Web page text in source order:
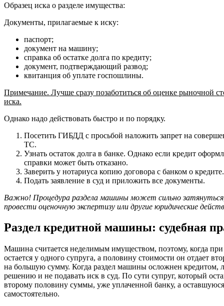
Образец иска о разделе имущества:
Документы, прилагаемые к иску:
паспорт;
документ на машину;
справка об остатке долга по кредиту;
документ, подтверждающий развод;
квитанция об уплате госпошлины.
Примечание. Лучше сразу позаботиться об оценке рыночной
иска.
Однако надо действовать быстро и по порядку.
Посетить ГИБДД с просьбой наложить запрет на
ТС.
Узнать остаток долга в банке. Однако если кредит
справки может быть отказано.
Заверить у нотариуса копию договора с банком о кредите.
Подать заявление в суд и приложить все документы.
Важно! Процедура раздела машины может сильно
провести оценочную экспертизу или другие юридические
Раздел кредитной машины: судебная
Машина считается неделимым имуществом, поэтому, когда при
остается у одного супруга, а половину стоимости он отдает
на большую сумму. Когда раздел машины осложнен кредитом,
решению и не подавать иск в суд. По сути супруг, который
второму половину суммы, уже уплаченной банку, а оставшуюся
самостоятельно.